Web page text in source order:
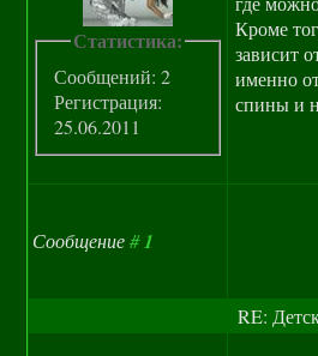
Статистика:
Сообщений: 2
Регистрация:
25.06.2011
Кроме
зависит
именно
спины и
Сообщение#1
RE: